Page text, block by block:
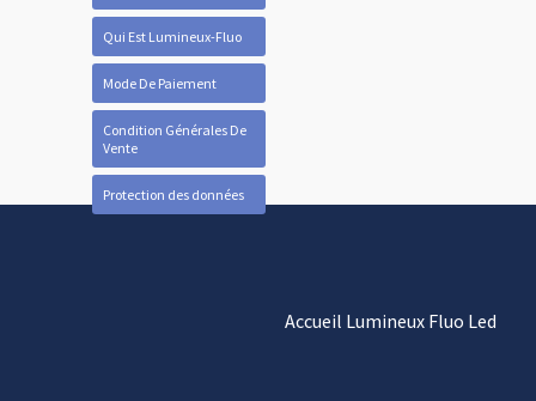
Qui Est Lumineux-Fluo
Mode De Paiement
Condition Générales De
Vente
Protection des données
Accueil Lumineux Fluo Led